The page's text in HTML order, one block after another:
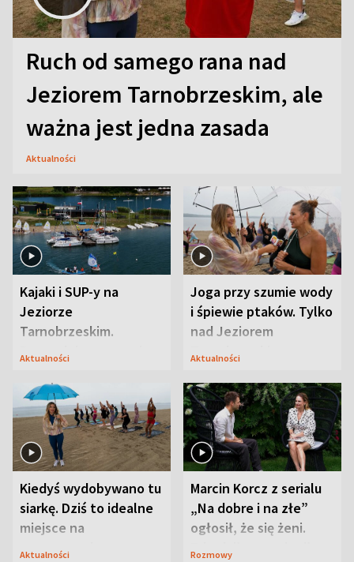
Ruch od samego rana nad
Jeziorem Tarnobrzeskim, ale
ważna jest jedna zasada
Aktualności
Kajaki i SUP-y na
Jeziorze
Tarnobrzeskim.
Przyrodnicy zwracają
Aktualności
Joga przy szumie wody
i śpiewie ptaków. Tylko
nad Jeziorem
Tarnobrzeskim
Aktualności
Kiedyś wydobywano tu
siarkę. Dziś to idealne
miejsce na
wypoczynek
Aktualności
Marcin Korcz z serialu
„Na dobre i na złe”
ogłosił, że się żeni.
Zdradził, co zmienił
Rozmowy